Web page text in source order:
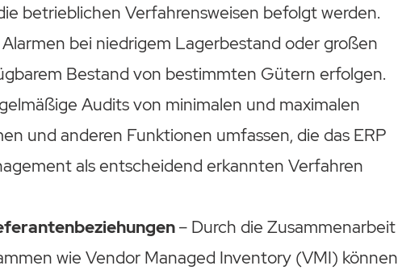
betrieblichen Verfahrensweisen befolgt werden.
bei niedrigem Lagerbestand oder großen
Bestand von bestimmten Gütern erfolgen.
Audits von minimalen und maximalen
und anderen Funktionen umfassen, die das ERP
als entscheidend erkannten Verfahren
– Durch die Zusammenarbeit
wie Vendor Managed Inventory (VMI) können